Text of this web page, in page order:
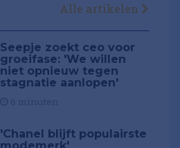
Alle artikelen
Seepje zoekt ceo voor
groeifase: 'We willen
niet opnieuw tegen
stagnatie aanlopen'
'Chanel blijft populairste